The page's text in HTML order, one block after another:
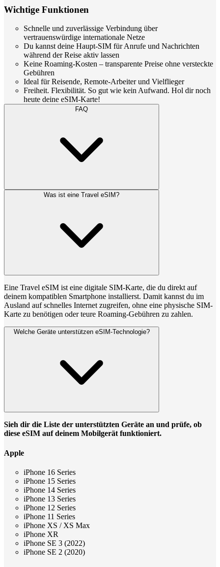
Wichtige Funktionen
Schnelle und zuverlässige Verbindung über
vertrauenswürdige internationale Netze
Du kannst deine Haupt-SIM für Anrufe und Nachrichten
während der Reise aktiv lassen
Keine Roaming-Kosten – transparente Preise ohne versteckte
Gebühren
Ideal für Reisende, Remote-Arbeiter und Vielflieger
Freiheit. Flexibilität. So gut wie kein Aufwand. Hol dir noch
heute deine eSIM-Karte!
FAQ
Was ist eine Travel eSIM?
Eine Travel eSIM ist eine digitale SIM-Karte, die du direkt auf
deinem kompatiblen Smartphone installierst. Damit kannst du im
Ausland auf schnelles Internet zugreifen, ohne eine physische SIM-
Karte zu benötigen oder teure Roaming-Gebühren zu zahlen.
Welche Geräte unterstützen eSIM-Technologie?
Sieh dir die Liste der unterstützten Geräte an und prüfe, ob
diese eSIM auf deinem Mobilgerät funktioniert.
Apple
iPhone 16 Series
iPhone 15 Series
iPhone 14 Series
iPhone 13 Series
iPhone 12 Series
iPhone 11 Series
iPhone XS / XS Max
iPhone XR
iPhone SE 3 (2022)
iPhone SE 2 (2020)